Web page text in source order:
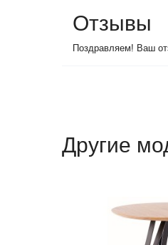
Отзывы
Поздравляем! Ваш
Другие